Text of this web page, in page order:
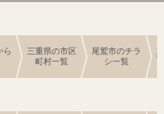
ら
三重県の市区
町村一覧
尾鷲市のチラ
シ一覧